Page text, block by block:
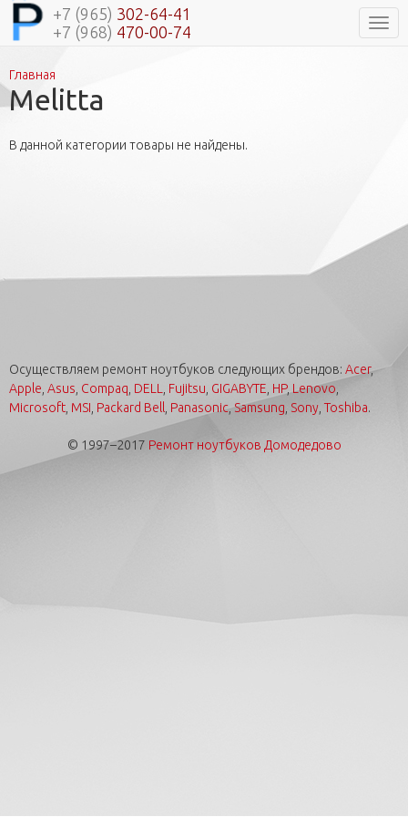
+7 (965) 302-64-41
+7 (968) 470-00-74
Вы здесь
Главная
Melitta
В данной категории товары не найдены.
Осуществляем ремонт ноутбуков следующих брендов: Acer,
Apple Asus Compaq DELL Fujitsu GIGABYTE HP, Lenovo
Microsoft MSI Packard Bell Panasonic,Samsung Sony Toshiba.
© 1997–2017 Ремонт ноутбуков Домодедово